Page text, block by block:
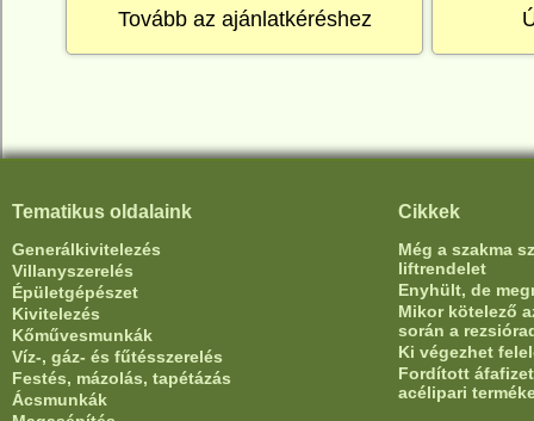
Tematikus oldalaink
Generálkivitelezés
Villanyszerelés
Épületgépészet
Kivitelezés
Kőművesmunkák
Víz-, gáz- és fűtésszerelés
Festés, mázolás, tapétázás
Ácsmunkák
Cikkek
Még a szakma
liftrendelet
Enyhült, de
Mikor kötelező
során a
Ki végezhet
Fordított
acélipari